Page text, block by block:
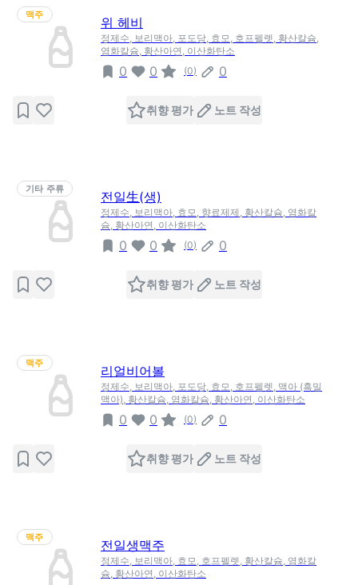
맥주
위 헤비
정제수, 보리맥아, 포도당, 효모, 호프펠렛, 황산칼슘,
염화칼슘, 황산아연, 이산화탄소
0 0 (0) 0
취향 평가 노트 작성
기타 주류
전일生(생)
정제수, 보리맥아, 효모, 향료제제, 황산칼슘, 염화칼
슘, 황산아연, 이산화탄소
0 0 (0) 0
취향 평가 노트 작성
맥주
리얼비어볼
정제수, 보리맥아, 포도당, 효모, 호프펠렛, 맥아 (흑밀
맥아), 황산칼슘, 염화칼슘, 황산아연, 이산화탄소
0 0 (0) 0
취향 평가 노트 작성
맥주
전일생맥주
정제수, 보리맥아, 효모, 호프펠렛, 황산칼슘, 염화칼
슘, 황산아연, 이산화탄소